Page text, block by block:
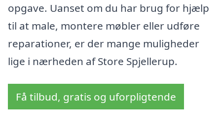
opgave. Uanset om du har brug for hjælp
til at male, montere møbler eller udføre
reparationer, er der mange muligheder
lige i nærheden af Store Spjellerup.
Få tilbud, gratis og uforpligtende